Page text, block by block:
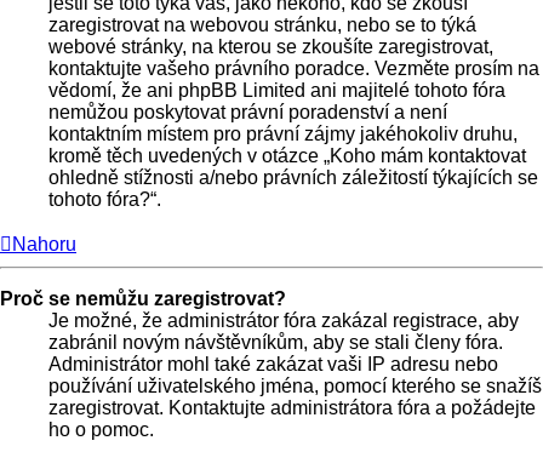
zaregistrovat na webovou stránku, nebo se to týká
webové stránky, na kterou se zkoušíte zaregistrovat,
kontaktujte vašeho právního poradce. Vezměte prosím na
vědomí, že ani phpBB Limited ani majitelé tohoto fóra
nemůžou poskytovat právní poradenství a není
kontaktním místem pro právní zájmy jakéhokoliv druhu,
kromě těch uvedených v otázce „Koho mám kontaktovat
ohledně stížnosti a/nebo právních záležitostí týkajících se
tohoto fóra?“.
Nahoru
Proč se nemůžu zaregistrovat?
Je možné, že administrátor fóra zakázal registrace, aby
zabránil novým návštěvníkům, aby se stali členy fóra.
Administrátor mohl také zakázat vaši IP adresu nebo
používání uživatelského jména, pomocí kterého se snažíš
zaregistrovat. Kontaktujte administrátora fóra a požádejte
ho o pomoc.